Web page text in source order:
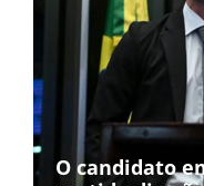
O candidato